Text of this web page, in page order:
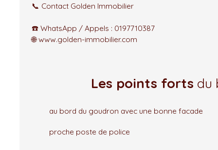
📞 Contact Golden Immobilier
☎️ WhatsApp / Appels : 0197710387
🌐 www.golden-immobilier.com
Les points forts du
au bord du goudron avec une bonne facade
proche poste de police